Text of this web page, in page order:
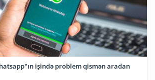
işində problem qismən aradan